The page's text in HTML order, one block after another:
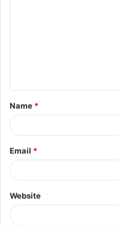
t
*
Name *
Email *
Website